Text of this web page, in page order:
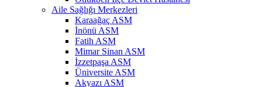
Aile Sağlığı Merkezleri
Karaağaç ASM
İnönü ASM
Fatih ASM
Mimar Sinan ASM
İzzetpaşa ASM
Üniversite ASM
Akyazı ASM